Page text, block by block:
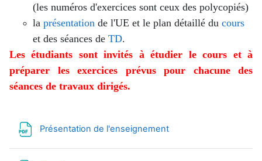
(les numéros d'exercices sont ceux des polycopiés)
la présentation de l'UE et le plan détaillé du cours
et des séances de TD.
Les étudiants sont invités à étudier le cours et à
préparer les exercices prévus pour chacune des
séances de travaux dirigés.
Présentation de l'enseignement